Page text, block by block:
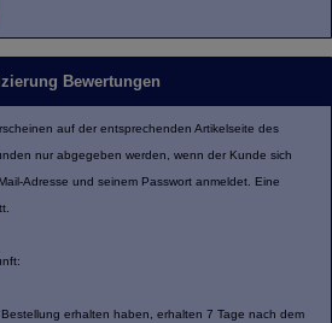
Bewertungen
auf der entsprechenden Artikelseite des
nur abgegeben werden, wenn der Kunde sich
Adresse und seinem Passwort anmeldet. Eine
erhalten haben, erhalten 7 Tage nach dem